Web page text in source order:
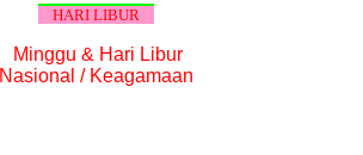
HARI LIBUR
Minggu & Hari Libur
Nasional / Keagamaan